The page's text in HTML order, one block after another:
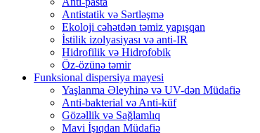
Antistatik və Sərtləşmə
Ekoloji cəhətdən təmiz yapışqan
İstilik izolyasiyası və anti-IR
Hidrofilik və Hidrofobik
Öz-özünə təmir
Funksional dispersiya mayesi
Yaşlanma Əleyhinə və UV-dən Müdafiə
Anti-bakterial və Anti-küf
Gözəllik və Sağlamlıq
Mavi İşıqdan Müdafiə